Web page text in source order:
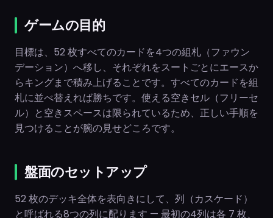
ゲームの目的
目標は、52 枚すべてのカードを4つの組札（ファウン
デーション）へ移し、それぞれをスートごとにエースか
らキングまで積み上げることです。すべてのカードを組
札に並べ替えれば勝ちです。使える空きセル（フリーセ
ル）と空きスペースは限られているため、正しい手順を
見つけることが腕の見せどころです。
盤面のセットアップ
52 枚のデッキ全体を表向きにして、列（カスケード）
と呼ばれる8つの列に配ります — 最初の4列は各 7 枚、